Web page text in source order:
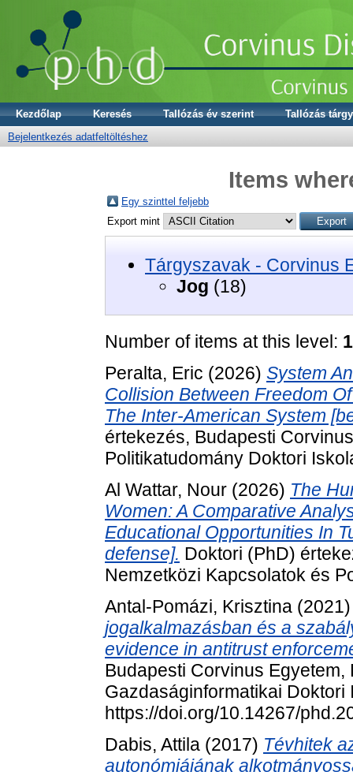
Kezdőlap Keresés Tallózás év szerint
Tallózás
Bejelentkezés adatfeltöltéshez
Items
Egy szinttel feljebb
Export mint
Tárgyszavak - Corvinus
Jog (18)
Number of items at this level:
Peralta, Eric (2026) System
Collision Between Freedom
The Inter-American System
értekezés, Budapesti
Politikatudomány Doktori
Al Wattar, Nour (2026) The
Women: A Comparative
Educational Opportunities In
defense]. Doktori (PhD)
Nemzetközi Kapcsolatok és
Antal-Pomázi, Krisztina
jogalkalmazásban és a
evidence in antitrust
Budapesti Corvinus Egyetem,
Gazdaságinformatikai Doktori
https://doi.org/10.14267/
Dabis, Attila (2017) Tévhitek
autonómiájának